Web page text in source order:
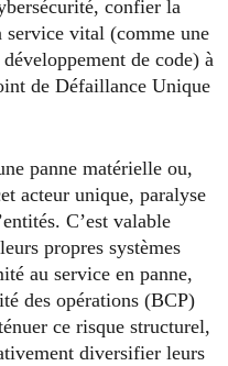
confier la
service vital (comme une
de code) à
de Défaillance Unique
panne matérielle ou,
acteur unique, paralyse
C’est valable
propres systèmes
au service en panne,
des opérations (BCP)
ce risque structurel,
diversifier leurs